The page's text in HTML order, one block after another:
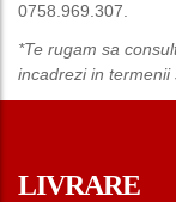
0758.969.307.
*Te rugam sa
incadrezi in termenii
LIVRARE